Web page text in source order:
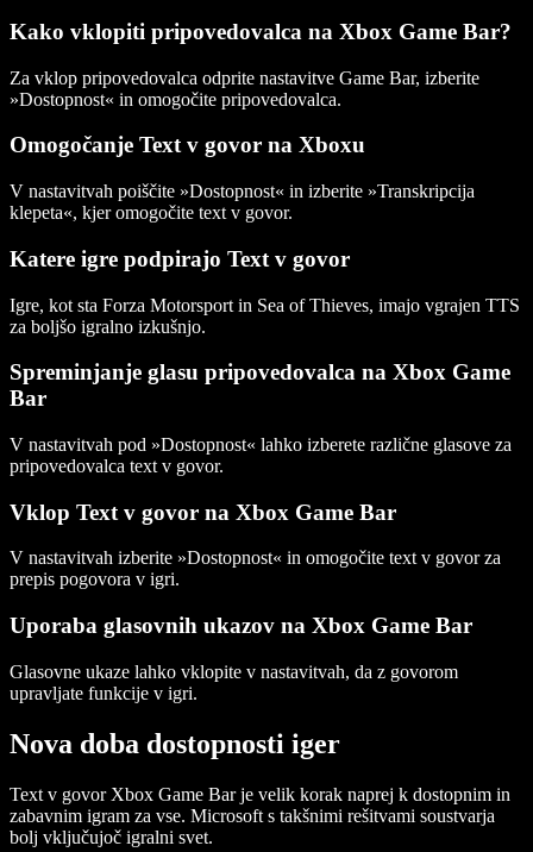
Kako vklopiti pripovedovalca na Xbox Game Bar?
Za vklop pripovedovalca odprite nastavitve Game Bar, izberite
»Dostopnost« in omogočite pripovedovalca.
Omogočanje Text v govor na Xboxu
V nastavitvah poiščite »Dostopnost« in izberite »Transkripcija
klepeta«, kjer omogočite text v govor.
Katere igre podpirajo Text v govor
Igre, kot sta Forza Motorsport in Sea of Thieves, imajo vgrajen TTS
za boljšo igralno izkušnjo.
Spreminjanje glasu pripovedovalca na Xbox Game
Bar
V nastavitvah pod »Dostopnost« lahko izberete različne glasove za
pripovedovalca text v govor.
Vklop Text v govor na Xbox Game Bar
V nastavitvah izberite »Dostopnost« in omogočite text v govor za
prepis pogovora v igri.
Uporaba glasovnih ukazov na Xbox Game Bar
Glasovne ukaze lahko vklopite v nastavitvah, da z govorom
upravljate funkcije v igri.
Nova doba dostopnosti iger
Text v govor Xbox Game Barje velik korak naprej k dostopnim in
zabavnim igram za vse. Microsoft s takšnimi rešitvami soustvarja
bolj vključujoč igralni svet.